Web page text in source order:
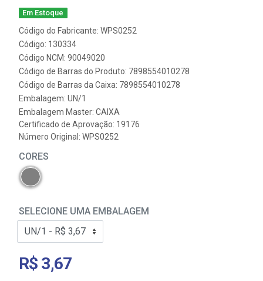
Em Estoque
Código do Fabricante: WPS0252
Código: 130334
Código NCM: 90049020
Código de Barras do Produto: 7898554010278
Código de Barras da Caixa: 7898554010278
Embalagem: UN/1
Embalagem Master: CAIXA
Certificado de Aprovação: 19176
Número Original: WPS0252
CORES
SELECIONE UMA EMBALAGEM
R$ 3,67